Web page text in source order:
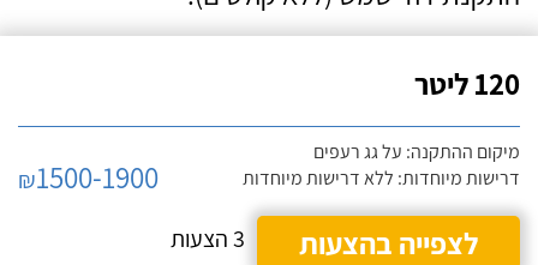
120 ליטר
מיקום ההתקנה: על גג רעפים
דרישות מיוחדות: ללא דרישות מיוחדות
₪1500-1900
לצפייה בהצעות
3 הצעות